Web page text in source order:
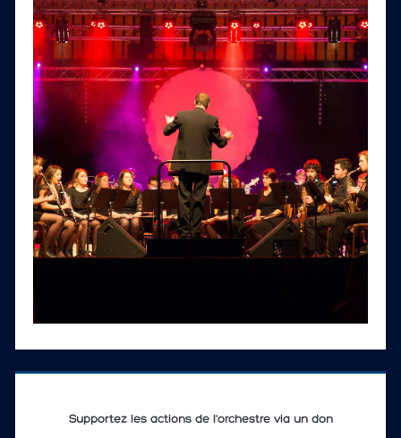
Supportez les actions de l'orchestre via un don